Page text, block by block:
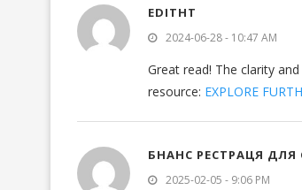
EDITHT
2024-06-28 - 10:47 AM
Great read! The clarity
resource: EXPLORE
БНАНС РЕСТРАЦЯ ДЛЯ
2025-02-05 - 9:06 PM